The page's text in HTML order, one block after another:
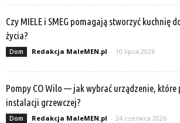
Czy MIELE i SMEG pomagają stworzyć kuchnię
życia?
Dom Redakcja MaleMEN.pl - 10 lipca 2026
Pompy CO Wilo — jak wybrać urządzenie, które
instalacji grzewczej?
Dom Redakcja MaleMEN.pl - 24 czerwca 2026